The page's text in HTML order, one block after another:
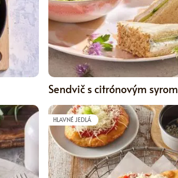
5
Sendvič s citrónovým syrom
HLAVNÉ JEDLÁ